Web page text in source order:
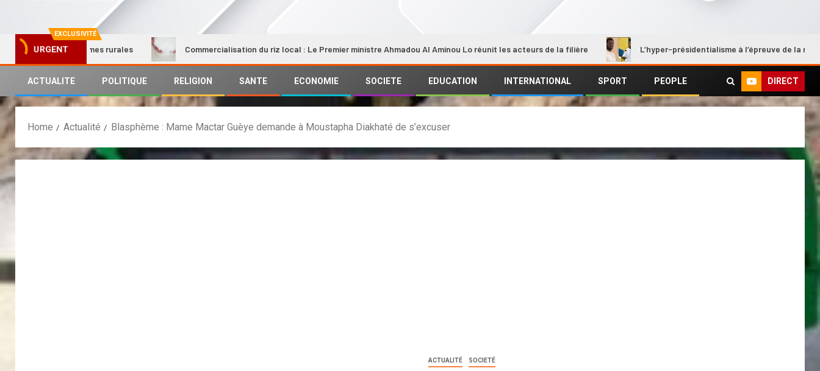
EXCLUSIVITÉ
URGENT
des femmes rurales Commercialisation du riz local : Le Premier ministre Ahmadou Al Aminou Lo réunit les acteurs de la filière L’hyper-présidentialisme à l’épreuve de la rupture
ACTUALITE POLITIQUE RELIGION SANTE ECONOMIE SOCIETE EDUCATION INTERNATIONAL SPORT PEOPLE DIRECT
Home Actualité Blasphème : Mame Mactar Guèye demande à Moustapha Diakhaté de s’excuser
ACTUALITÉ SOCIETÉ